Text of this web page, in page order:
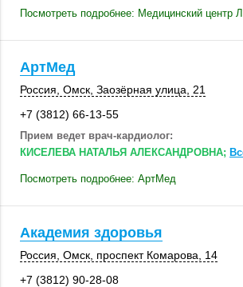
Посмотреть подробнее: Медицинский центр
АртМед
Россия Омск Заозёрная улица, 21
+7 (3812) 66-13-55
Прием ведет врач-кардиолог:
КИСЕЛЕВА НАТАЛЬЯ АЛЕКСАНДРОВНА;
Посмотреть подробнее: АртМед
Академия здоровья
Россия Омск , проспект Комарова, 14
+7 (3812) 90-28-08